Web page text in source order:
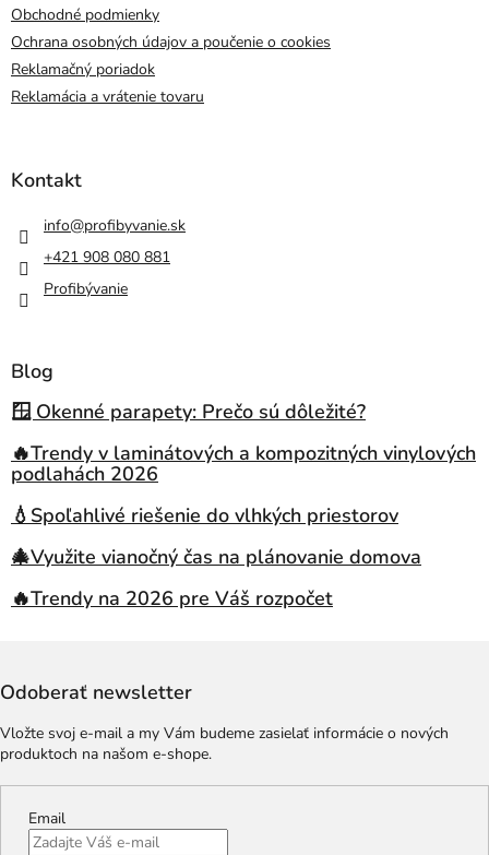
Obchodné podmienky
Ochrana osobných údajov a poučenie o cookies
Reklamačný poriadok
Reklamácia a vrátenie tovaru
Kontakt
info@profibyvanie.sk
+421 908 080 881
Profibývanie
Blog
🪟 Okenné parapety: Prečo sú dôležité?
🔥Trendy v laminátových a kompozitných vinylových
podlahách 2026
💧Spoľahlivé riešenie do vlhkých priestorov
🎄Využite vianočný čas na plánovanie domova
🔥Trendy na 2026 pre Váš rozpočet
Odoberať newsletter
Vložte svoj e-mail a my Vám budeme zasielať informácie o nových
produktoch na našom e-shope.
Email